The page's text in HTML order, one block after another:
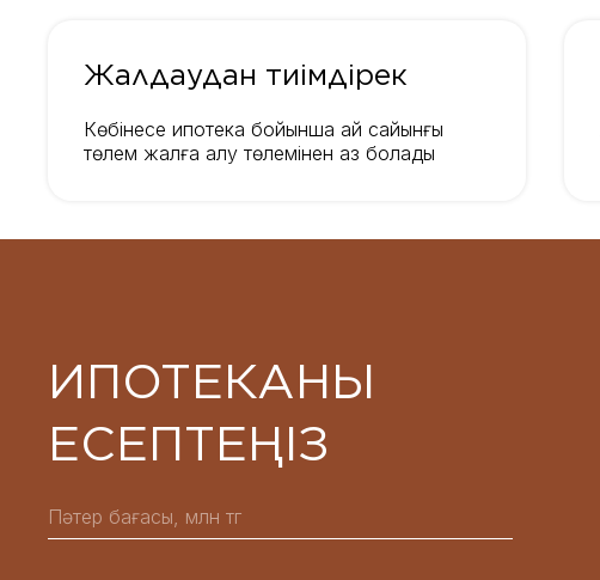
Жалдаудан тиімдірек
Көбінесе ипотека бойынша ай сайынғы
төлем жалға алу төлемінен аз болады
ИПОТЕКАНЫ
ЕСЕПТЕҢІЗ